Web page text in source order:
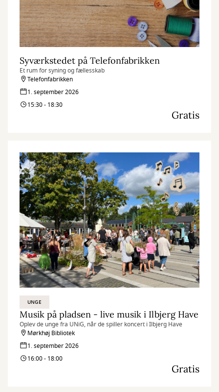
Syværkstedet på Telefonfabrikken
Et rum for syning og fællesskab
Telefonfabrikken
1. september 2026
15:30 - 18:30
Gratis
UNGE
Musik på pladsen - live musik i Ilbjerg Have
Oplev de unge fra UNiG, når de spiller koncert i Ilbjerg Have
Mørkhøj Bibliotek
1. september 2026
16:00 - 18:00
Gratis